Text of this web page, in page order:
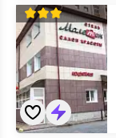
«Малетон»
отель
шведский
стол